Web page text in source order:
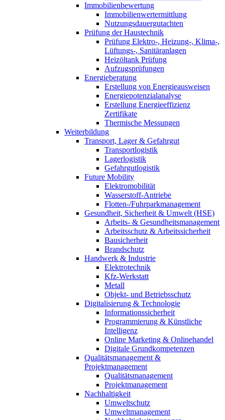
Immobilienbewertung
Immobilienwertermittlung
Nutzungsdauergutachten
Prüfung der Haustechnik
Prüfung Elektro-, Heizung-, Klima-,
Lüftungs-, Sanitäranlagen
Heizöltank Prüfung
Aufzugsprüfungen
Energieberatung
Erstellung von Energieausweisen
Energiepotenzialanalyse
Erstellung Energieeffizienz
Zertifikate
Thermische Messungen
Weiterbildung
Transport, Lager & Gefahrgut
Transportlogistik
Lagerlogistik
Gefahrgutlogistik
Future Mobility
Elektromobilität
Wasserstoff-Antriebe
Flotten-/Fuhrparkmanagement
Gesundheit, Sicherheit & Umwelt (HSE)
Arbeits- & Gesundheitsmanagement
Arbeitsschutz & Arbeitssicherheit
Bausicherheit
Brandschutz
Handwerk & Industrie
Elektrotechnik
Kfz-Werkstatt
Metall
Objekt- und Betriebsschutz
Digitalisierung & Technologie
Informationssicherheit
Programmierung & Künstliche
Intelligenz
Online Marketing & Onlinehandel
Digitale Grundkompetenzen
Qualitätsmanagement &
Projektmanagement
Qualitätsmanagement
Projektmanagement
Nachhaltigkeit
Umweltschutz
Umweltmanagement